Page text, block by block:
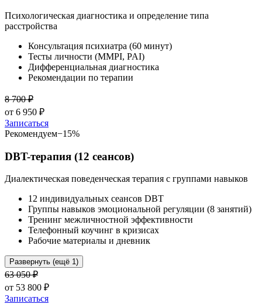
Психологическая диагностика и определение типа
расстройства
Консультация психиатра (60 минут)
Тесты личности (MMPI, PAI)
Дифференциальная диагностика
Рекомендации по терапии
8 700₽
от 6 950 ₽
Записаться
Рекомендуем−15%
DBT-терапия (12 сеансов)
Диалектическая поведенческая терапия с группами навыков
12 индивидуальных сеансов DBT
Группы навыков эмоциональной регуляции (8 занятий)
Тренинг межличностной эффективности
Телефонный коучинг в кризисах
Рабочие материалы и дневник
Развернуть (ещё 1)
63 050₽
от 53 800 ₽
Записаться